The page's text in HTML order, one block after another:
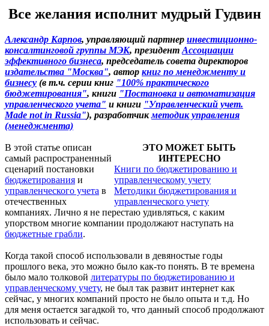
Все желания исполнит мудрый Гудвин
Александр Карпов, управляющий партнер инвестиционно-
консалтинговой группы МЭК, президент Ассоциации
эффективного бизнеса, председатель совета директоров
издательства "Москва", автор книг по менеджменту и
бизнесу (в т.ч. серии книг "100% практического
бюджетирования", книги "Постановка и автоматизация
управленческого учета" и книги "Управленческий учет.
Made not in Russia"), разработчикметодик управления
(менеджмента)
ЭТО МОЖЕТ БЫТЬ
ИНТЕРЕСНО
Книги по бюджетированию и
управленческому учету
Методики бюджетирования и
управленческого учету
В этой статье описан
самый распространенный
сценарий постановки
бюджетирования и
управленческого учета в
отечественных
компаниях. Лично я не перестаю удивляться, с каким
упорством многие компании продолжают наступать на
бюджетные грабли.
Когда такой способ использовали в девяностые годы
прошлого века, это можно было как-то понять. В те времена
было мало толковой литературы по бюджетированию и
управленческому учету, не был так развит интернет как
сейчас, у многих компаний просто не было опыта и т.д. Но
для меня остается загадкой то, что данный способ продолжают
использовать и сейчас.